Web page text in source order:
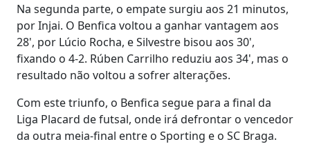
Na segunda parte, o empate surgiu aos 21 minutos,
por Injai. O Benfica voltou a ganhar vantagem aos
28', por Lúcio Rocha, e Silvestre bisou aos 30',
fixando o 4-2. Rúben Carrilho reduziu aos 34', mas o
resultado não voltou a sofrer alterações.
Com este triunfo, o Benfica segue para a final da
Liga Placard de futsal, onde irá defrontar o vencedor
da outra meia-final entre o Sporting e o SC Braga.